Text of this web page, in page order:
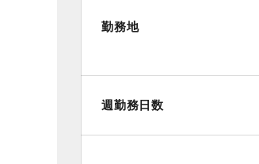
勤務地
週勤務日数